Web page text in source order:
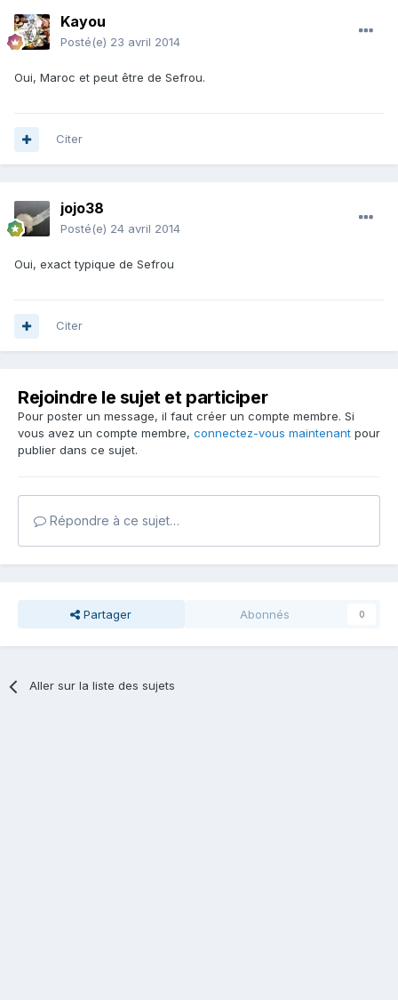
Kayou
Posté(e) 23 avril 2014
Oui, Maroc et peut être de Sefrou.
Citer
jojo38
Posté(e) 24 avril 2014
Oui, exact typique de Sefrou
Citer
Rejoindre le sujet et participer
Pour poster un message, il faut créer un compte membre. Si
vous avez un compte membre, connectez-vous maintenant pour
publier dans ce sujet.
Répondre à ce sujet…
Partager Abonnés 0
Aller sur la liste des sujets